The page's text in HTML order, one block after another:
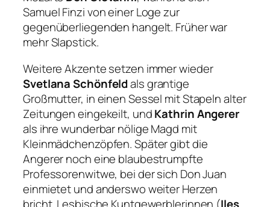
Samuel Finzi von einer Loge zur
gegenüberliegenden hangelt. Früher war
mehr Slapstick.
Weitere Akzente setzen immer wieder
Svetlana Schönfeldals grantige
Großmutter, in einen Sessel mit Stapeln alter
Zeitungen eingekeilt, undKathrin Angerer
als ihre wunderbar nölige Magd mit
Kleinmädchenzöpfen. Später gibt die
Angerer noch eine blaubestrumpfte
Professorenwitwe, bei der sich Don Juan
einmietet und anderswo weiter Herzen